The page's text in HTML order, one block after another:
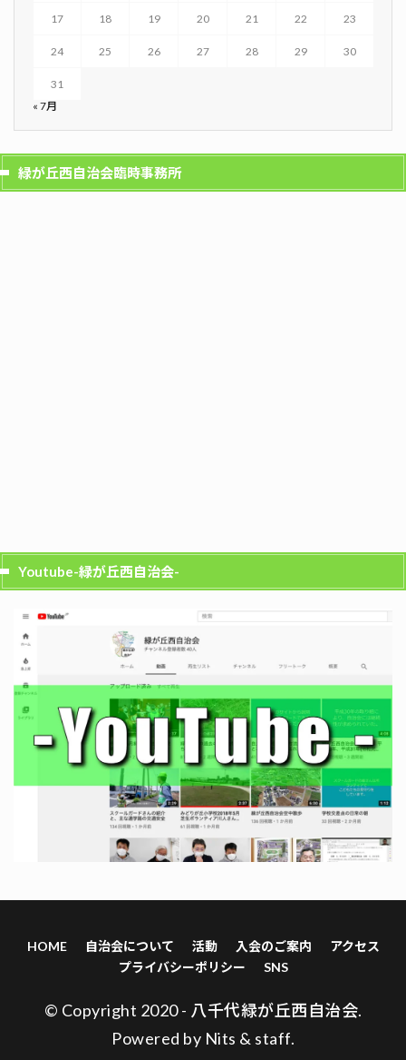
17 18 19 20 21 22 23
24 25 26 27 28 29 30
31
« 7月
緑が丘西自治会臨時事務所
Youtube-緑が丘西自治会-
HOME 自治会について 活動 入会のご案内
アクセス
プライバシーポリシー
SNS
© Copyright 2020 - 八千代緑が丘西自治会.
Powered by Nits & staff.